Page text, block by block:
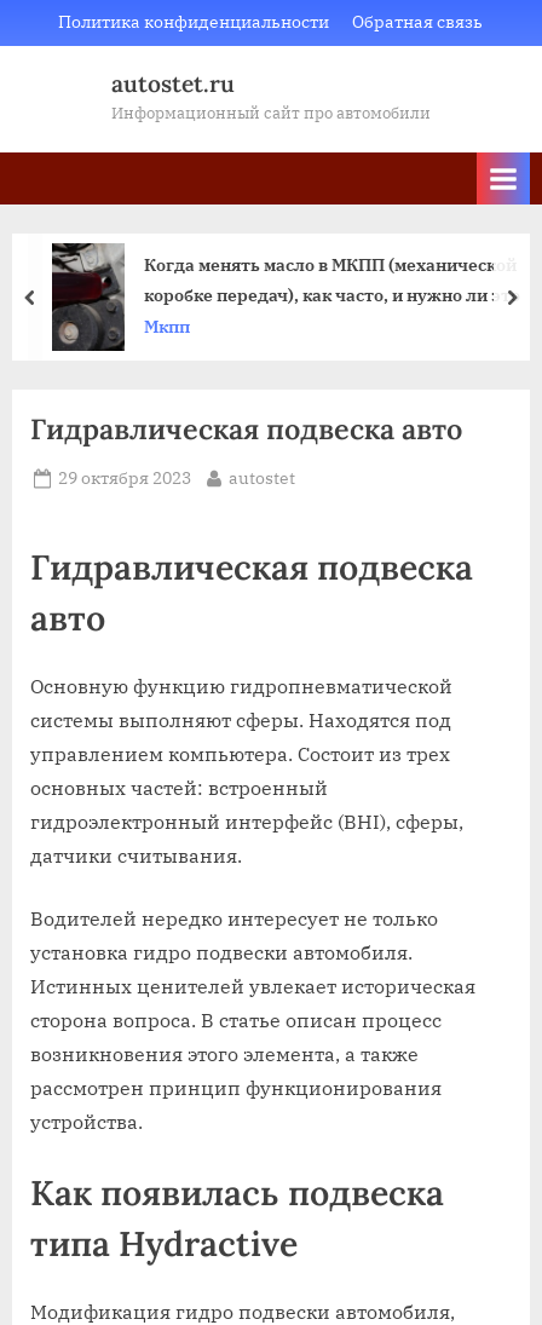
to
Политика конфиденциальности Обратная связь
autostet.ru
Информационный сайт про автомобили
Когда менять масло в МКПП (механической
коробке передач), как часто, и нужно ли это
Мкпп
пред
Гидравлическая подвеска авто
Posted
29 октября 2023 By
autostet
Гидравлическая подвеска
авто
Основную функцию гидропневматической
системы выполняют сферы. Находятся под
управлением компьютера. Состоит из трех
основных частей: встроенный
гидроэлектронный интерфейс (BHI), сферы,
датчики считывания.
Водителей нередко интересует не только
установка гидро подвески автомобиля.
Истинных ценителей увлекает историческая
сторона вопроса. В статье описан процесс
возникновения этого элемента, а также
рассмотрен принцип функционирования
устройства.
Как появилась подвеска
типа Hydractive
Модификация гидро подвески автомобиля,